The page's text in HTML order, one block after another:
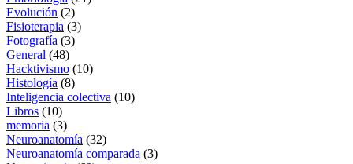
Evolución (2)
Fisioterapia (3)
Fotografía (3)
General (48)
Hacktivismo (10)
Histología (8)
Inteligencia colectiva (10)
Libros (10)
memoria (3)
Neuroanatomía (32)
Neuroanatomía comparada (3)